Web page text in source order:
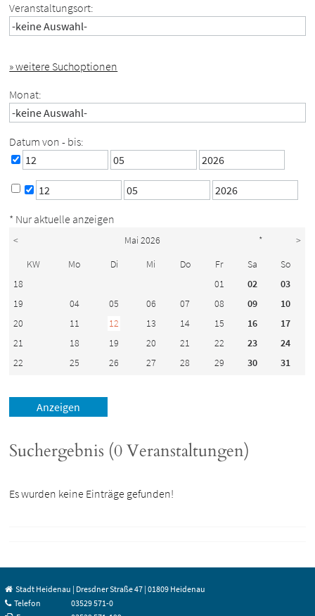
Veranstaltungsort:
» weitere Suchoptionen
Monat:
Datum von - bis:
* Nur aktuelle anzeigen
< Mai 2026 *
>
KW
Mo Di Mi Do Fr Sa
So
18
01 02
03
19
04 05 06 07 08 09
10
20
11 12 13 14 15 16
17
21
18 19 20 21 22 23
24
22
25 26 27 28 29 30 31
Suchergebnis (0 Veranstaltungen)
Es wurden keine Einträge gefunden!
Stadt Heidenau | Dresdner Straße 47 | 01809 Heidenau
Telefon
03529 571-0